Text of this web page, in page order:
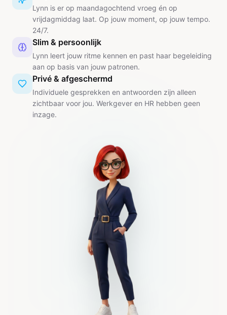
Lynn is er op maandagochtend vroeg én op
vrijdagmiddag laat. Op jouw moment, op jouw tempo.
24/7.
Slim & persoonlijk
Lynn leert jouw ritme kennen en past haar begeleiding
aan op basis van jouw patronen.
Privé & afgeschermd
Individuele gesprekken en antwoorden zijn alleen
zichtbaar voor jou. Werkgever en HR hebben geen
inzage.